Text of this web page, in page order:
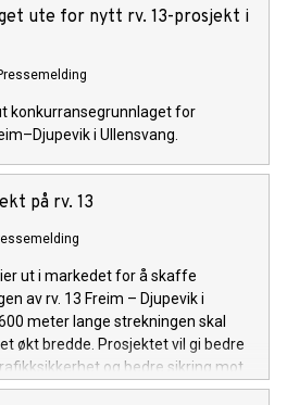
ute for nytt rv. 13-prosjekt i
konkurransegrunnlaget for
i Ullensvang.
på rv. 13
ut i markedet for å skaffe
av rv. 13 Freim – Djupevik i
meter lange strekningen skal
økt bredde. Prosjektet vil gi bedre
og bedre sikring mot